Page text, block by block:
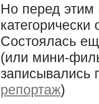
Но перед этим
Состоялась
(или мини-
репортаж)